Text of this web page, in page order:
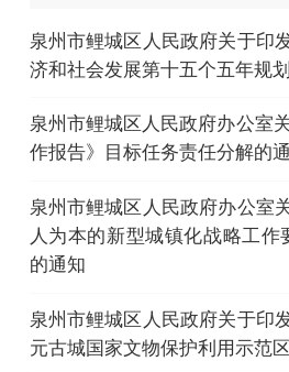
泉州市鲤城区人民政府关于印
济和社会发展第十五个五年规
泉州市鲤城区人民政府办公室
作报告》目标任务责任分解的
泉州市鲤城区人民政府办公室
人为本的新型城镇化战略工作
的通知
泉州市鲤城区人民政府关于印
元古城国家文物保护利用示范